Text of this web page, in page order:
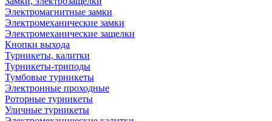
Электромагнитные замки
Электромеханические замки
Электромеханические защелки
Кнопки выхода
Турникеты, калитки
Турникеты-триподы
Тумбовые турникеты
Электронные проходные
Роторные турникеты
Уличные турникеты